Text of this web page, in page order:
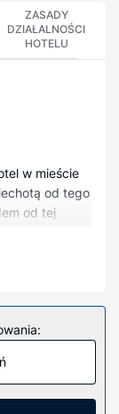
ZASADY
DZIAŁALNOŚCI
HOTELU
w mieście
od tego
od tej
Plaza
do